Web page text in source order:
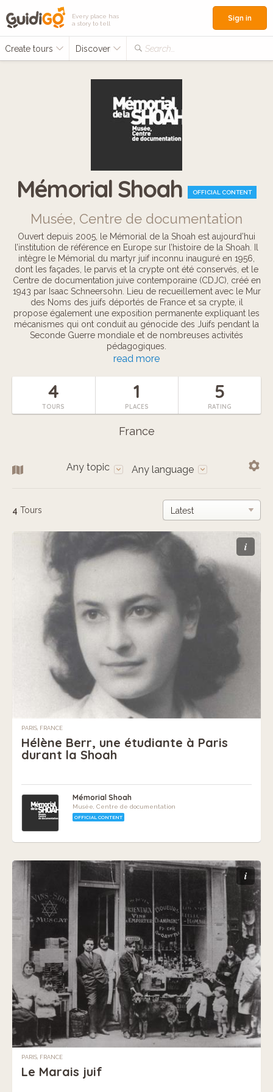
Every place has
a story to tell
Create tours Discover Search...
Sign in
Mémorial Shoah OFFICIAL CONTENT
Musée, Centre de documentation
Ouvert depuis 2005, le Mémorial de la Shoah est aujourd’hui
l’institution de référence en Europe sur l’histoire de la Shoah. Il
intègre le Mémorial du martyr juif inconnu inauguré en 1956,
dont les façades, le parvis et la crypte ont été conservés, et le
Centre de documentation juive contemporaine (CDJC), créé en
1943 par Isaac Schneersohn. Lieu de recueillement avec le Mur
des Noms des juifs déportés de France et sa crypte, il
propose également une exposition permanente expliquant les
mécanismes qui ont conduit au génocide des Juifs pendant la
Seconde Guerre mondiale et de nombreuses activités
pédagogiques.
Mémorial de la Shoah est un lieu transgénérationnel aidant à la
lutte contre le racisme et l'antisémitisme.
read more
4
TOURS
1
PLACES
5
RATING
France
Any topic Any language
4 Tours
i
PARIS, FRANCE
Hélène Berr, une étudiante à Paris
durant la Shoah
Mémorial Shoah
Musée, Centre de documentation
OFFICIAL CONTENT
i
PARIS, FRANCE
Le Marais juif